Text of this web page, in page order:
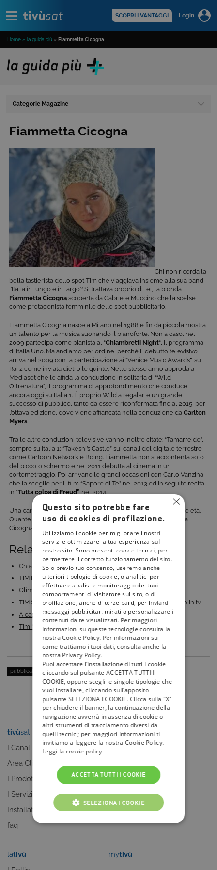
SCOPRI I VANTAGGI Login
Home » la guida più » Fiammetta Cicogna
Categorie Magazine
Fiammetta Cicogna
Chi non ricorda la
bella tastierista dello spot Tim che viaggiava insieme alla sua band
l’Italia in lungo e in largo? Si trattava proprio di lei, la bionda
Fiammetta Cicogna scoperta da Gabriele Muccino che la scelse
come protagonista femminile dello spot pubblicitario.
Fiammetta Cicogna nasce a Milano nel 1988 e fin da piccola mostra
un talento per la musica suonando il pianoforte. Non a caso, nel
2009 partecipa come pianista al “Chiambretti Night“, il programma
di Italia Uno. Ma andiamo per ordine, perché il debutto televisivo
arriva nel 2009 con la partecipazione ai “Venice Music Awards“ su
Rai 2 come inviata dietro le quinte. Nello stesso anno approda a
Mediaset che le affida la conduzione in solitaria di “Wild-
Oltrenatura”, il programma di approfondimento che conduce
ancora oggi su Italia 1 . È proprio Wild a regalarle un grande
successo di pubblico, tanto da essere riconfermata fino al 2015, per
l’ottava edizione, dove viene affiancata nella conduzione da Carlton
Myers
Tra le altre conduzioni televisive vanno inoltre citate: “Tamarreide”,
sempre su Italia 1; “Takeshi’s Castle” sui canali del digitale terrestre
come Cartoon Network e Boing. Fiammetta non si accontenta solo
del piccolo schermo e nel 2011 debutta al cinema in un
cortometraggio. Poi arrivano le grandi occasioni con Carlo Vanzina
che la sceglie per il film “Sapore di Te” nel 2013 ed in seguito recita
in “Tutta colpa di Freud” nel 2014.
Una carriera ricca di importanti risultati nonostante la giovane età.
Quante sorprese sarà ancora in grado di riservarci Fiammetta
Cicogna?
Related Posts:
Chiambretti torna in Rai con “Donne sull’orlo di una…
TIM Music Awards 2023 in diretta su Rai 1: artisti,…
Olimpiadi di Parigi 2024: numeri, protagonisti e…
TIM Summer Hits 2023: dove e quando vedere il concerto in tv
A casa tutti bene: la serie di Muccino per la prima…
Tim Music Awards 2024: all’Arena di Verona due…
pubblicato il:26 Aprile 2015 | categoria:Personaggi
tivùsat
I Canali
Area Clienti
I Prodotti
I Servizi
Installatori
faq
tivùla guida
I programmi
La Guida +
faq
lativù
mytivù
Questo sito potrebbe fare
uso di cookies di profilazione.
Utilizziamo i cookie per migliorare i nostri
servizi e ottimizzare la tua esperienza sul
nostro sito. Sono presenti cookie tecnici, per
permettere il corretto funzionamento del sito.
Solo previo tuo consenso, useremo anche
ulteriori tipologie di cookie, o analitici per
effettuare analisi e monitoraggio dei tuoi
comportamenti di visitatore sul sito, o di
profilazione, anche di terze parti, per inviarti
messaggi pubblicitari mirati o personalizzare i
contenuti da te visualizzati. Per maggiori
informazioni su queste tecnologie consulta la
nostra Cookie Policy. Per informazioni su
come trattiamo i tuoi dati, consulta anche la
nostra Privacy Policy.
Puoi accettare l’installazione di tutti i cookie
cliccando sul pulsante ACCETTA TUTTI I
COOKIE, oppure scegli le singole tipologie che
vuoi installare, cliccando sull’apposito
pulsante SELEZIONA I COOKIE. Clicca sulla "X"
per chiudere il banner, la continuazione della
navigazione avverrà in assenza di cookie o
altri strumenti di tracciamento diversi da
quelli tecnici; per maggiori informazioni ti
invitiamo a leggere la nostra Cookie Policy.
Leggi la cookie policy
ACCETTA TUTTI I COOKIE
SELEZIONA I COOKIE
COOKIE TECNICI